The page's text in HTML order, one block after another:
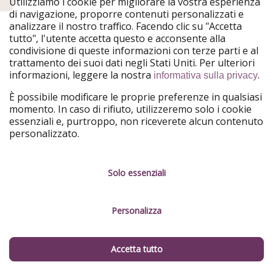
Scarica la nostra app e non perdere più nessuna
offerta
PiratinViaggio fa parte del Gruppo HolidayPirates
I nostri mercati
HolidayPirates
ViajerosPiratas
Informazioni legali
di navigazione, proporre contenuti personalizzati e
analizzare il nostro traffico. Facendo clic su "Accetta
tutto", l'utente accetta questo e acconsente alla
condivisione di queste informazioni con terze parti e al
trattamento dei suoi dati negli Stati Uniti. Per ulteriori
informazioni, leggere la nostra informativa sulla privacy.
È possibile modificare le proprie preferenze in qualsiasi
momento. In caso di rifiuto, utilizzeremo solo i cookie
essenziali e, purtroppo, non riceverete alcun contenuto
personalizzato.
Solo essenziali
Personalizza
Accetta tutto